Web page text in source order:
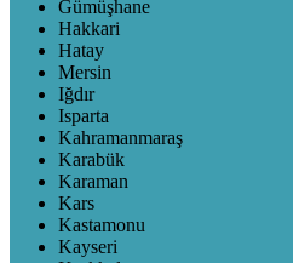
Gümüşhane
Hakkari
Hatay
Mersin
Iğdır
Isparta
Kahramanmaraş
Karabük
Karaman
Kars
Kastamonu
Kayseri